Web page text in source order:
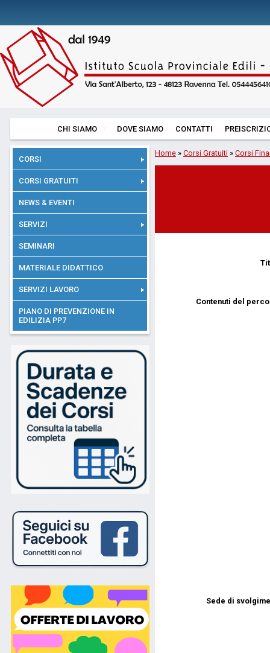
CHI SIAMO DOVE SIAMO CONTATTI
CORSI
CORSI GRATUITI
NEWS & EVENTI
SERVIZI
SEMINARI
MATERIALE DIDATTICO
SERVIZI LAVORO
PIANO DI PREVENZIONE IN
EDILIZIA PP7
Home » Corsi Gratuiti » Corsi
Contenuti del
Sede di